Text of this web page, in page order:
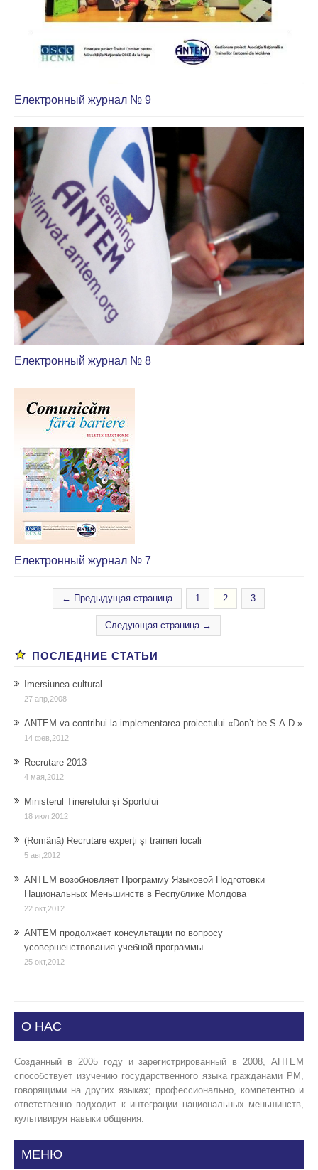
Електронный журнал № 9
Електронный журнал № 8
Електронный журнал № 7
← Предыдущая страница 1 2 3
Следующая страница →
ПОСЛЕДНИЕ СТАТЬИ
Imersiunea cultural
27 апр,2008
ANTEM va contribui la implementarea proiectului «Don’t be S.A.D.»
14 фев,2012
Recrutare 2013
4 мая,2012
Ministerul Tineretului și Sportului
18 июл,2012
(Română) Recrutare experți și traineri locali
5 авг,2012
ANTEM возобновляет Программу Языковой Подготовки
Национальных Меньшинств в Республике Молдова
22 окт,2012
ANTEM продолжает консультации по вопросу
усовершенствования учебной программы
25 окт,2012
О НАС
Созданный в 2005 году и зарегистрированный в 2008, АНТЕМ
способствует изучению государственного языка гражданами РМ,
говорящими на других языках; профессионально, компетентно и
ответственно подходит к интеграции национальных меньшинств,
культивируя навыки общения.
МЕНЮ